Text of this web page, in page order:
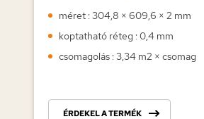
méret : 304,8 × 609,6 × 2 mm
koptatható réteg : 0,4 mm
csomagolás : 3,34 m2 × csomag
ÉRDEKEL A TERMÉK